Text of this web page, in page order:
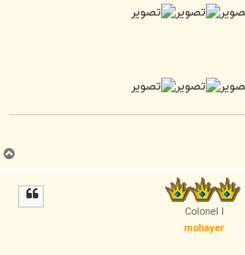
Colonel I
mohayer